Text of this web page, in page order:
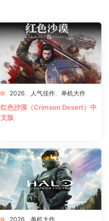
2026 人气佳作 单机大作
红色沙漠（Crimson Desert）中
文版
2026 单机大作